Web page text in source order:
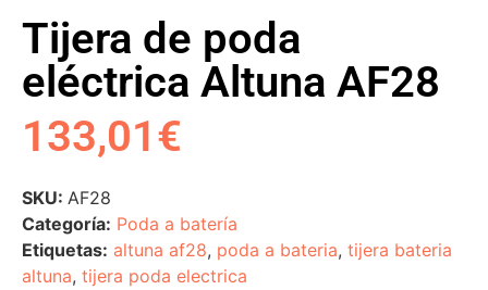
Tijera de poda
eléctrica Altuna AF28
133,01€
SKU: AF28
Categoría: Poda a batería
Etiquetas: altuna af28, poda a bateria, tijera bateria
altuna, tijera poda electrica